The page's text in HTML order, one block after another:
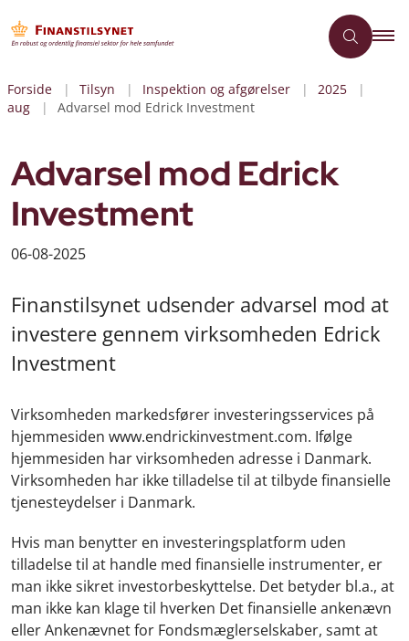
Forside Tilsyn Inspektion og afgørelser
2025
aug
Advarsel mod Edrick Investment
Advarsel mod Edrick
Investment
06-08-2025
Finanstilsynet udsender advarsel mod at
investere gennem virksomheden Edrick
Investment
Virksomheden markedsfører investeringsservices på
hjemmesiden www.endrickinvestment.com. Ifølge
hjemmesiden har virksomheden adresse i Danmark.
Virksomheden har ikke tilladelse til at tilbyde finansielle
tjenesteydelser i Danmark.
Hvis man benytter en investeringsplatform uden
tilladelse til at handle med finansielle instrumenter, er
man ikke sikret investorbeskyttelse. Det betyder bl.a., at
man ikke kan klage til hverken Det finansielle ankenævn
eller Ankenævnet for Fondsmæglerselskaber, samt at